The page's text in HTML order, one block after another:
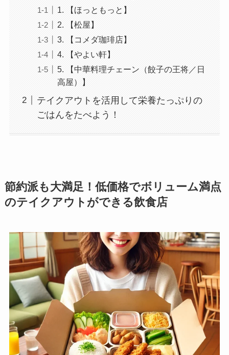
1. 【ほっともっと】
2. 【松屋】
3. 【コメダ珈琲店】
4. 【やよい軒】
5. 【中華料理チェーン（餃子の王将／日
高屋）】
テイクアウトを活用して栄養たっぷりの
ごはんをたべよう！
節約派も大満足！低価格でボリューム満点
のテイクアウトができる飲食店